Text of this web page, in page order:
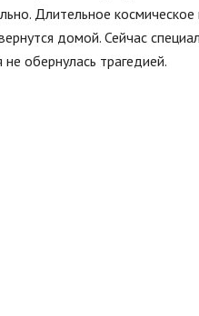
Длительное
домой. Сейчас
обернулась трагедией.